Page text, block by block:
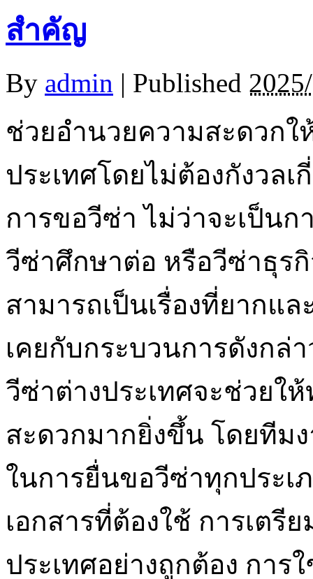
สำคัญ
By admin | Published
ช่วยอำนวยความสะดวกใ
ประเทศโดยไม่ต้องกังวล
การขอวีซ่า ไม่ว่าจะเป็น
วีซ่าศึกษาต่อ หรือวีซ่าธุร
สามารถเป็นเรื่องที่ยากแ
เคยกับกระบวนการดังกล่
วีซ่าต่างประเทศจะช่วยใ
สะดวกมากยิ่งขึ้น โดยทีม
ในการยื่นขอวีซ่าทุกประเ
เอกสารที่ต้องใช้ การเตรี
ประเทศอย่างถูกต้อง การ